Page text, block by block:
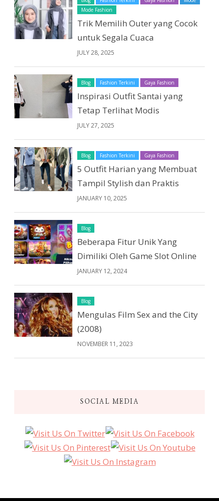
Mode Fashion
Trik Memilih Outer yang Cocok
untuk Segala Cuaca
JULY 28, 2025
Blog Fashion Terkini Gaya Fashion
Inspirasi Outfit Santai yang
Tetap Terlihat Modis
JULY 27, 2025
Blog Fashion Terkini Gaya Fashion
5 Outfit Harian yang Membuat
Tampil Stylish dan Praktis
JANUARY 10, 2025
Blog
Beberapa Fitur Unik Yang
Dimiliki Oleh Game Slot Online
JANUARY 12, 2024
Blog
Mengulas Film Sex and the City
(2008)
NOVEMBER 11, 2023
SOCIAL MEDIA